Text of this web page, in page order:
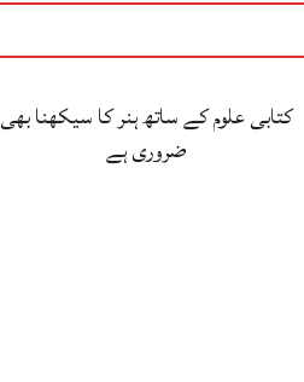
کتابی علوم کے ساتھ ہنر کا سیکھنا بھی
ضروری ہے